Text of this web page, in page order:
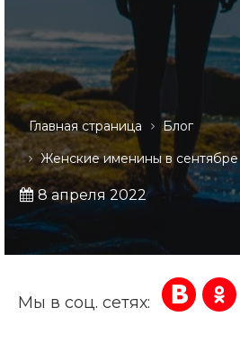
Главная страница
Блог
Женские именины в сентябре
8 апреля 2022
Мы в соц. сетях: